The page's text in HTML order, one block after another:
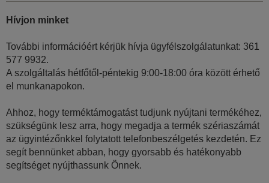
Hívjon minket
További információért kérjük hívja ügyfélszolgálatunkat: 361
577 9932.
A szolgáltalás hétfőtől-péntekig 9:00-18:00 óra között érhető
el munkanapokon.
Ahhoz, hogy terméktámogatást tudjunk nyújtani termékéhez,
szükségünk lesz arra, hogy megadja a termék szériaszámát
az ügyintézőnkkel folytatott telefonbeszélgetés kezdetén. Ez
segít bennünket abban, hogy gyorsabb és hatékonyabb
segítséget nyújthassunk Önnek.